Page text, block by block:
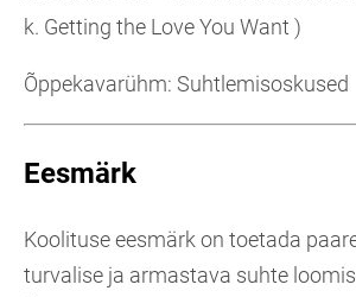
k. Getting the Love You Want )
Õppekavarühm: Suhtlemisoskused
Eesmärk
Koolituse eesmärk on toetada
turvalise ja armastava suhte